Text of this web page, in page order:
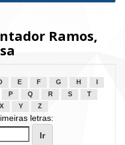
Ramos,
E F G H
P Q R S
T
X Y Z
letras: